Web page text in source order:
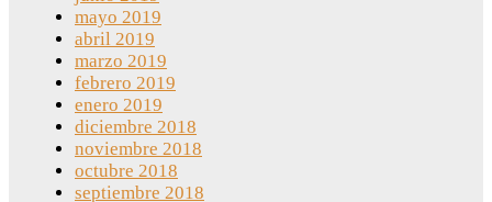
mayo 2019
abril 2019
marzo 2019
febrero 2019
enero 2019
diciembre 2018
noviembre 2018
octubre 2018
septiembre 2018